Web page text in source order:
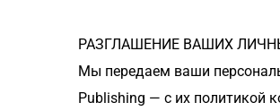
РАЗГЛАШЕНИЕ ВАШИХ
Мы передаем ваши
Publishing — с их политикой